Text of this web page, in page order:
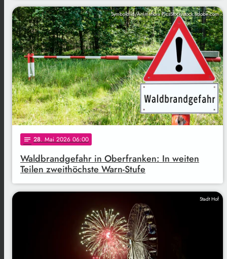
Symbolbild/Animaflora PicsStock/stock.adobe.com
notes 28. Mai 2026 06:00
Waldbrandgefahr in Oberfranken: In weiten
Teilen zweithöchste Warn-Stufe
Stadt Hof